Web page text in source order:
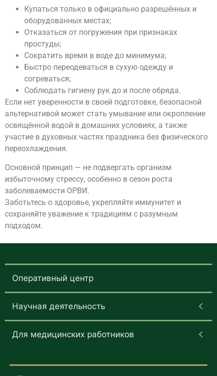
Купаться только в официально разрешённых и
оборудованных местах;
Отказаться от погружения при признаках
простуды;
Сократить время в воде до минимума;
Быстро переодеваться в сухую одежду и
согреваться;
Соблюдать гигиену рук до и после обряда.
Если нет уверенности в своей подготовке, безопасной
альтернативой может стать умывание или окропление
освящённой водой в домашних условиях, а также
участие в духовных частях праздника без физического
переохлаждения.
Основной принцип — не подвергать организм
избыточному стрессу, особенно в сезон роста
заболеваемости ОРВИ.
Заботьтесь о здоровье, укрепляйте иммунитет и
сохраняйте уважение к традициям с разумным
подходом.
Оперативный центр
Научная деятельность
Для медицинских работников